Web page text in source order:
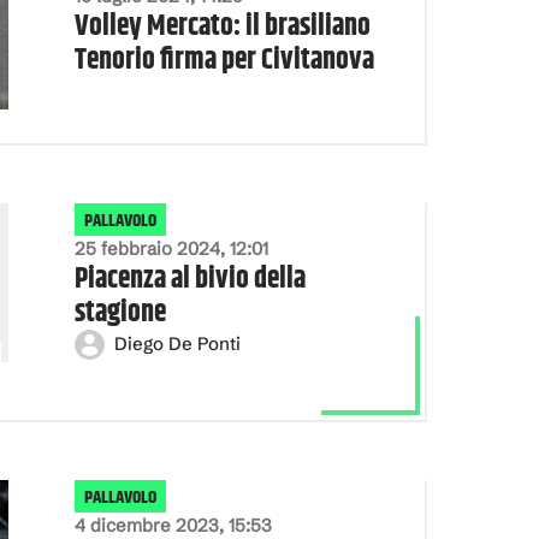
Volley Mercato: il brasiliano
Tenorio firma per Civitanova
25 febbraio 2024, 12:01
PALLAVOLO
Piacenza al bivio della
stagione
Diego De Ponti
4 dicembre 2023, 15:53
PALLAVOLO